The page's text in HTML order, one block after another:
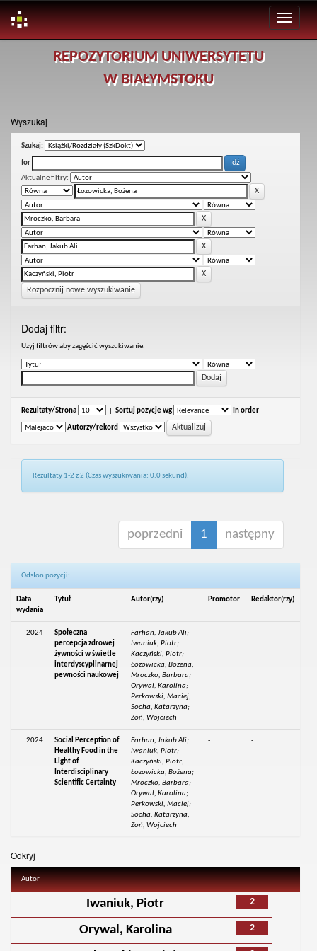
REPOZYTORIUM UNIWERSYTETU
W BIAŁYMSTOKU
Wyszukaj
Szukaj:
for
Aktualne filtry:
Rozpocznij nowe wyszukiwanie
Dodaj filtr:
Uzyj filtrów aby zagęścić wyszukiwanie.
Rezultaty/Strona Sortuj pozycje wg In order
Autorzy/rekord
Rezultaty 1-2 z 2 (Czas wyszukiwania: 0.0 sekund).
poprzedni 1 następny
Odsłon pozycji:
Data
wydania
Tytuł Autor(rzy) Promotor Redaktor(rzy)
2024
Społeczna
percepcja zdrowej
żywności w świetle
interdyscyplinarnej
pewności naukowej
Farhan, Jakub Ali;
Iwaniuk, Piotr;
Kaczyński, Piotr;
Łozowicka, Bożena;
Mroczko, Barbara;
Orywal, Karolina;
Perkowski, Maciej;
Socha, Katarzyna;
Zoń, Wojciech
- -
2024
Social Perception of
Healthy Food in the
Light of
Interdisciplinary
Scientific Certainty
Farhan, Jakub Ali;
Iwaniuk, Piotr;
Kaczyński, Piotr;
Łozowicka, Bożena;
Mroczko, Barbara;
Orywal, Karolina;
Perkowski, Maciej;
Socha, Katarzyna;
Zoń, Wojciech
- -
Odkryj
Autor
2
Iwaniuk, Piotr
2
Orywal, Karolina